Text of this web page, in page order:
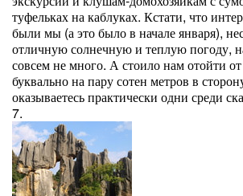
туфельках на каблуках. Кстати, что
были мы (а это было в начале января),
отличную солнечную и теплую погоду,
совсем не много. А стоило нам отойти
буквально на пару сотен метров в
оказываетесь практически одни среди
7.